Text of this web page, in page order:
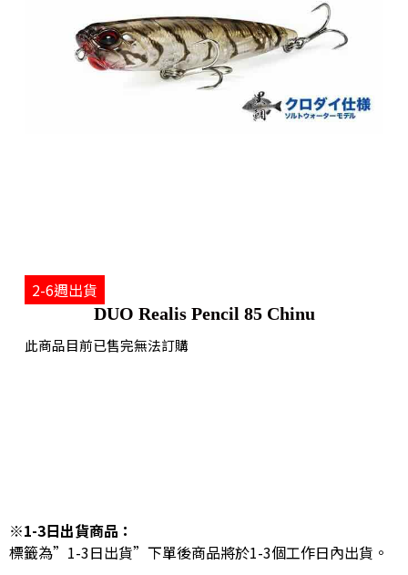
2-6週出貨
DUO Realis Pencil 85 Chinu
此商品目前已售完無法訂購
※1-3日出貨商品：
標籤為”1-3日出貨”下單後商品將於1-3個工作日內出貨。